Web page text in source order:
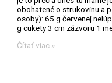
obohatené o strukovinu a
osoby): 65 g červenej
g cukety 3 cm zázvoru 1
Cuketové
Čítať viac »